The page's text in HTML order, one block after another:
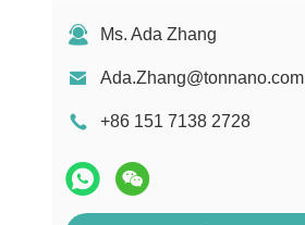
Ms. Ada Zhang
Ada.Zhang@tonnano.com
+86 151 7138 2728